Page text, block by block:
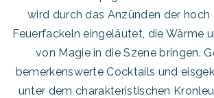
wird durch das Anzünden der hoch
Feuerfackeln eingeläutet, die Wärme
von Magie in die Szene bringen.
bemerkenswerte Cocktails und
unter dem charakteristischen